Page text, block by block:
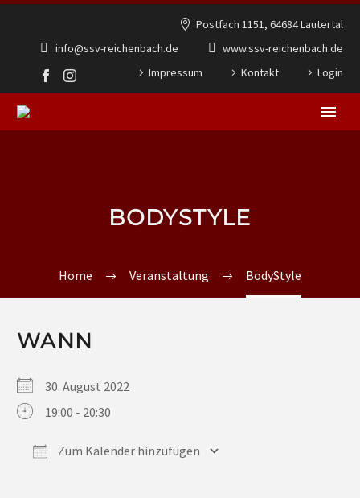
Postfach 1151, 64684 Lautertal
info@ssv-reichenbach.de
www.ssv-reichenbach.de
Impressum
Kontakt Login
BODYSTYLE
Home Veranstaltung BodyStyle
WANN
30. August 2022
19:00 - 20:30
Zum Kalender hinzufügen